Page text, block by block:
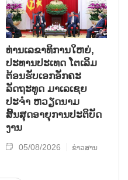
ທ່ານເລຂາທິການໃຫຍ່,
ປະທານປະເທດ ໂຕເລິມ
ຕ້ອນຮັບເອກອັກຄະ
ລັດຖະທູດ ມາເລເຊຍ
ປະຈຳ ຫວຽດນາມ
ສິ້ນສຸດອາຍຸການປະຕິບັດ
ງານ
05/08/2026 ຂ່າວສານ